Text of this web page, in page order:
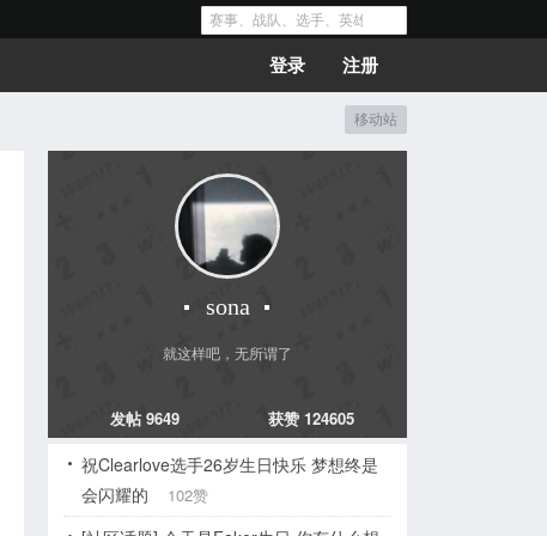
登录 注册
移动站
sona
就这样吧，无所谓了
发帖 9649 获赞 124605
祝Clearlove选手26岁生日快乐 梦想终是
会闪耀的
102赞